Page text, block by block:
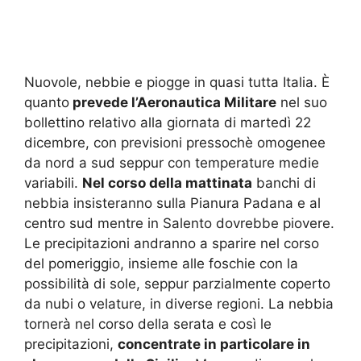
Nuovole, nebbie e piogge in quasi tutta Italia. È
quanto prevede l’Aeronautica Militare nel suo
bollettino relativo alla giornata di martedì 22
dicembre, con previsioni pressochè omogenee
da nord a sud seppur con temperature medie
variabili. Nel corso della mattinata banchi di
nebbia insisteranno sulla Pianura Padana e al
centro sud mentre in Salento dovrebbe piovere.
Le precipitazioni andranno a sparire nel corso
del pomeriggio, insieme alle foschie con la
possibilità di sole, seppur parzialmente coperto
da nubi o velature, in diverse regioni. La nebbia
tornerà nel corso della serata e così le
precipitazioni, concentrate in particolare in